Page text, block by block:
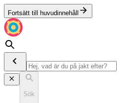
Fortsätt till huvudinnehåll
Sök